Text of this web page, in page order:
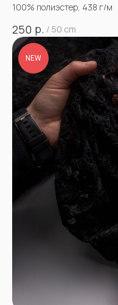
100% полиэстер, 438 г/м
250 р. / 50 cm
NEW